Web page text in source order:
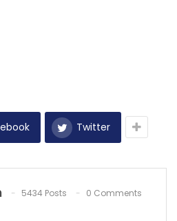
Twitter
5434 Posts 0 Comments